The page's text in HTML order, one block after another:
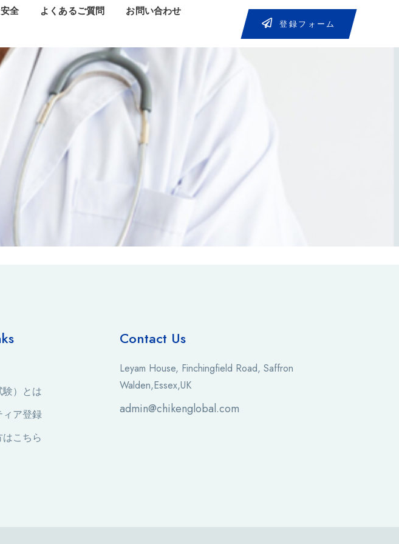
全 よくあるご質問 お問い合わせ
登録フォーム
）とは
ア登録
こちら
Contact Us
Leyam House, Finchingfield Road, Saffron
Walden,Essex,UK
admin@chikenglobal.com